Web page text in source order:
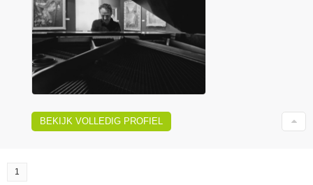
BEKIJK VOLLEDIG PROFIEL
1